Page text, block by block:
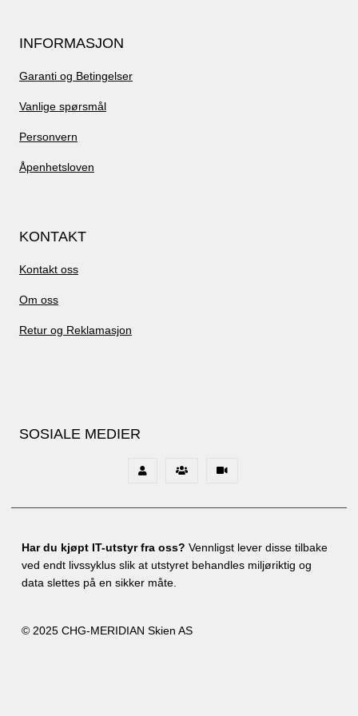
INFORMASJON
Garanti og Betingelser
Vanlige spørsmål
Personvern
Åpenhetsloven
KONTAKT
Kontakt oss
Om oss
Retur og Reklamasjon
SOSIALE MEDIER
Har du kjøpt IT-utstyr fra oss? Vennligst lever disse tilbake
ved endt livssyklus slik at utstyret behandles miljøriktig og
data slettes på en sikker måte.
© 2025 CHG-MERIDIAN Skien AS